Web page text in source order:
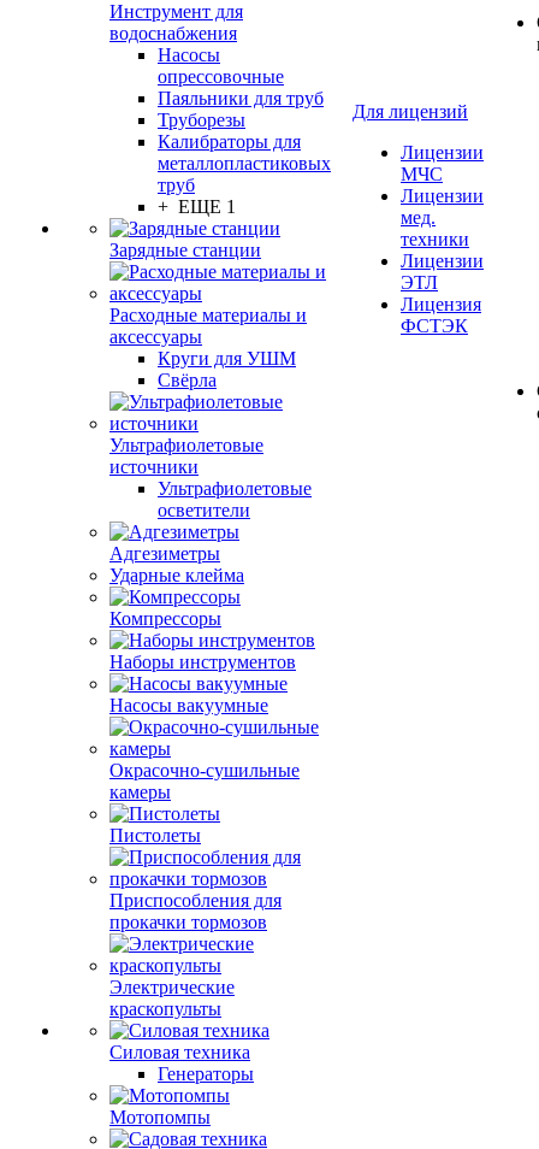
Инструмент для
водоснабжения
Насосы
опрессовочные
Паяльники для труб
Труборезы
Калибраторы для
металлопластиковых
труб
+ ЕЩЕ 1
Зарядные станции
Расходные материалы и
аксессуары
Круги для УШМ
Свёрла
Ультрафиолетовые
источники
Ультрафиолетовые
осветители
Адгезиметры
Ударные клейма
Компрессоры
Наборы инструментов
Насосы вакуумные
Окрасочно-сушильные
камеры
Пистолеты
Приспособления для
прокачки тормозов
Электрические
краскопульты
Силовая техника
Генераторы
Мотопомпы
Для лицензий
Лицензии
МЧС
Лицензии
мед.
техники
Лицензии
ЭТЛ
Лицензия
ФСТЭК